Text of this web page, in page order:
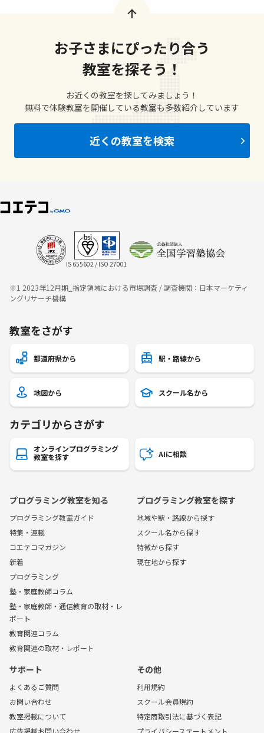
お子さまにぴったり合う
教室を探そう！
お近くの教室を探してみましょう！
無料で体験教室を開催している教室も多数紹介しています
近くの教室を検索
IS 655602 / ISO 27001
※1 2023年12月期_指定領域における市場調査 / 調査機関：日本マーケティ
ングリサーチ機構
教室をさがす
都道府県から 駅・路線から
地図から スクール名から
カテゴリからさがす
オンラインプログラミング
教室を探す
AIに相談
プログラミング教室を知る
プログラミング教室ガイド
特集・連載
コエテコマガジン
新着
プログラミング
塾・家庭教師コラム
塾・家庭教師・通信教育の取材・レ
ポート
教育関連コラム
教育関連の取材・レポート
プログラミング教室を探す
地域や駅・路線から探す
スクール名から探す
特徴から探す
現在地から探す
サポート
よくあるご質問
お問い合わせ
教室掲載について
広告掲載お問い合わせ
その他
利用規約
スクール会員規約
特定商取引法に基づく表記
プライバシーステートメント